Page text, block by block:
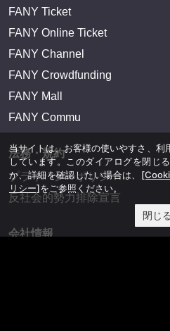
FANY Ticket
FANY Online Ticket
FANY Channel
FANY Crowdfunding
FANY Mall
FANY Commu
法務・規約
プライバシーポリシー
反社会的勢力排除宣言
会社情報
当サイトは、お客様の使いやすさ、
しています。このダイアログを閉じ
か、詳細を確認したい場合は、
リシー]をご参照ください。
閉じる